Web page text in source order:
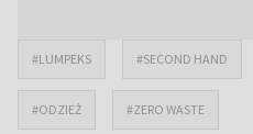
#LUMPEKS #SECOND HAND
#ODZIEŻ #ZERO WASTE